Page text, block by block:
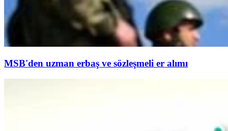
MSB'den uzman erbaş ve sözleşmeli er alımı